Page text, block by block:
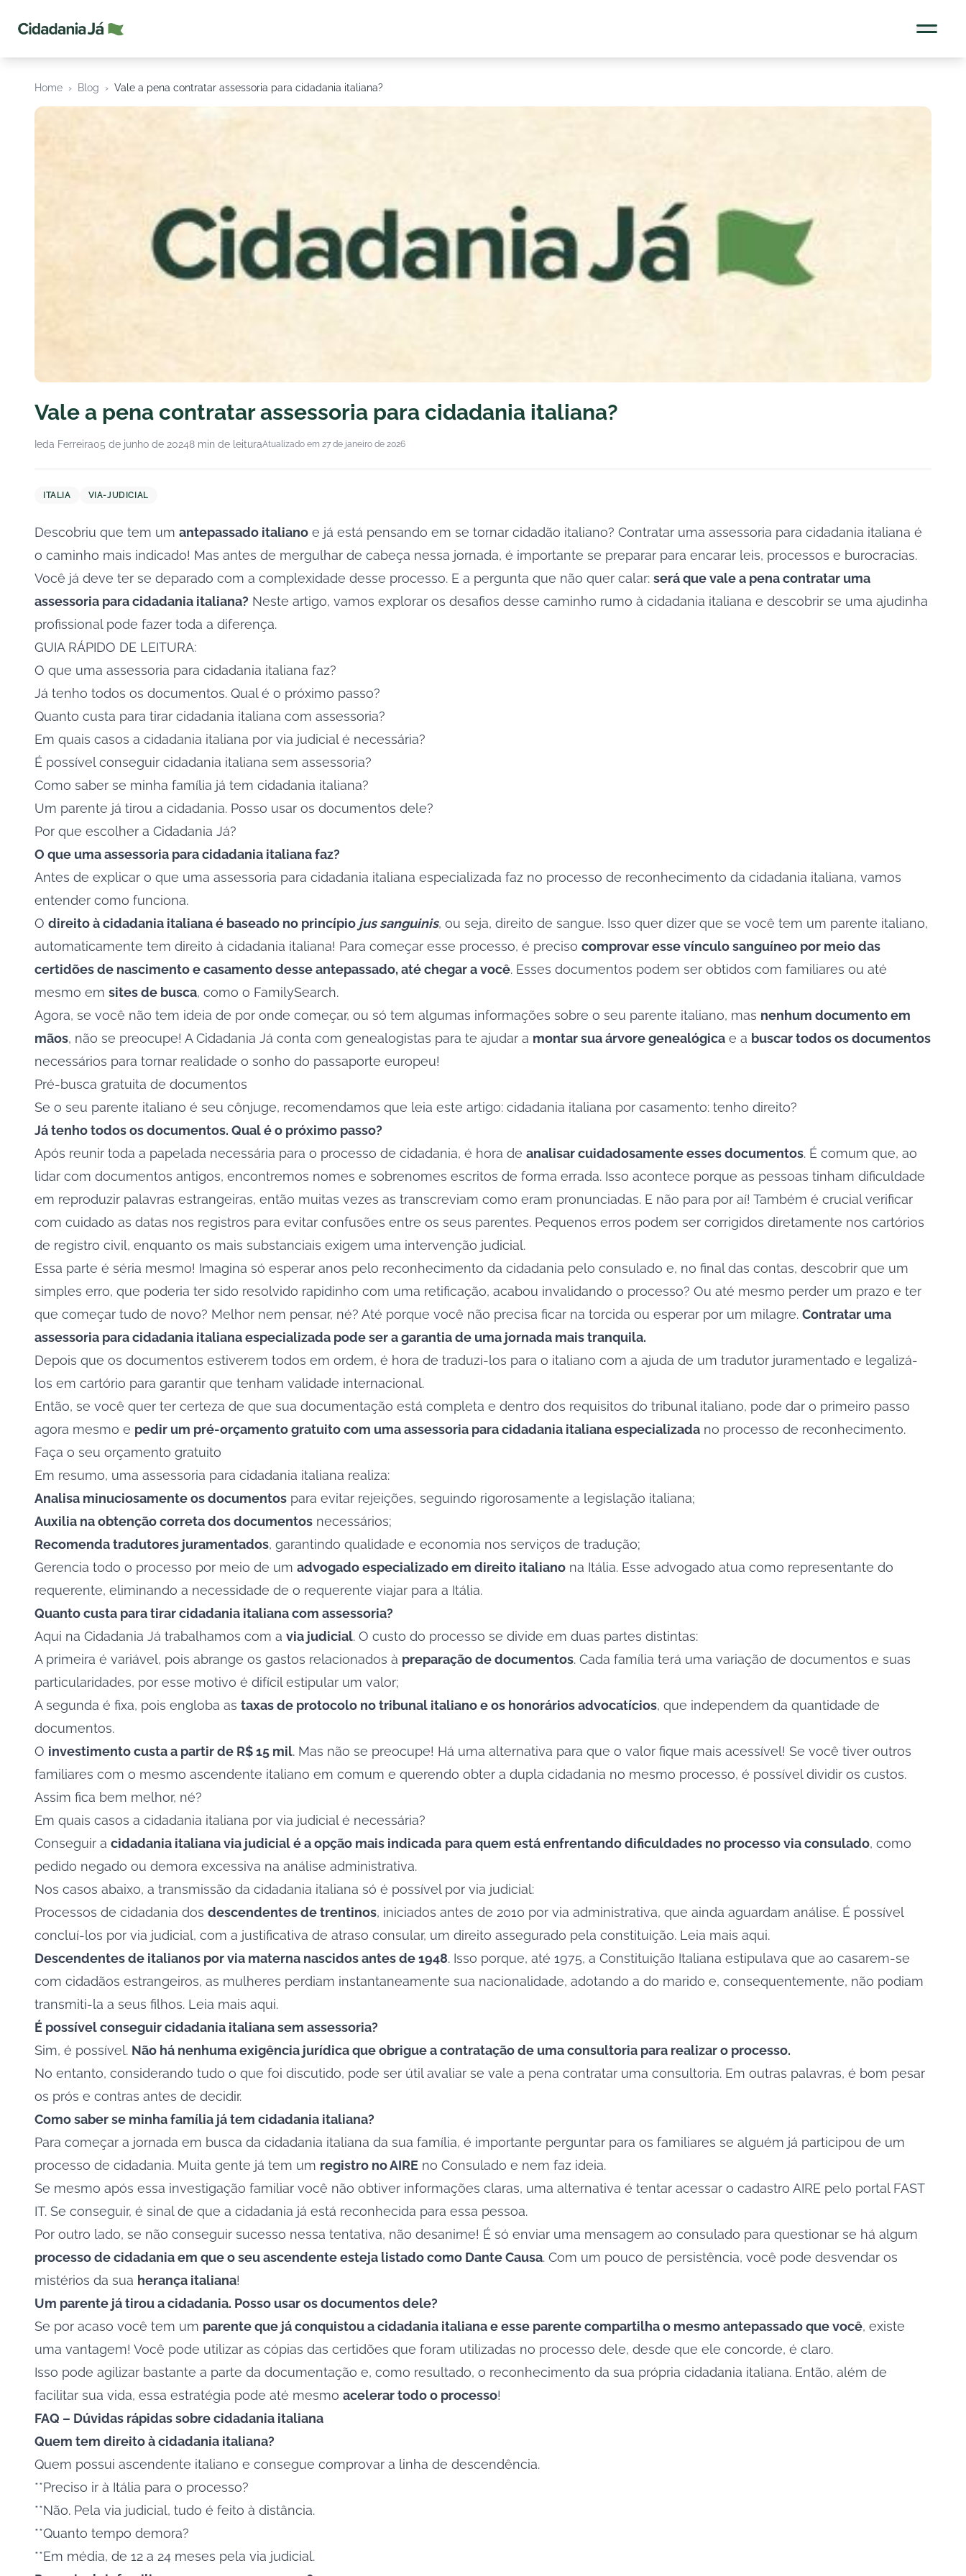
Home › Blog › Vale a pena contratar assessoria para cidadania italiana?
Vale a pena contratar assessoria para cidadania italiana?
Ieda Ferreira05 de junho de 20248 min de leituraAtualizado em 27 de janeiro de 2026
ITALIA VIA-JUDICIAL
Descobriu que tem um antepassado italiano e já está pensando em se tornar cidadão italiano? Contratar uma assessoria para cidadania italiana é
o caminho mais indicado! Mas antes de mergulhar de cabeça nessa jornada, é importante se preparar para encarar leis, processos e burocracias.
Você já deve ter se deparado com a complexidade desse processo. E a pergunta que não quer calar: será que vale a pena contratar uma
assessoria para cidadania italiana? Neste artigo, vamos explorar os desafios desse caminho rumo à cidadania italiana e descobrir se uma ajudinha
profissional pode fazer toda a diferença.
GUIA RÁPIDO DE LEITURA:
O que uma assessoria para cidadania italiana faz?
Já tenho todos os documentos. Qual é o próximo passo?
Quanto custa para tirar cidadania italiana com assessoria?
Em quais casos a cidadania italiana por via judicial é necessária?
É possível conseguir cidadania italiana sem assessoria?
Como saber se minha família já tem cidadania italiana?
Um parente já tirou a cidadania. Posso usar os documentos dele?
Por que escolher a Cidadania Já?
O que uma assessoria para cidadania italiana faz?
Antes de explicar o que uma assessoria para cidadania italiana especializada faz no processo de reconhecimento da cidadania italiana, vamos
entender como funciona.
O direito à cidadania italiana é baseado no princípio jus sanguinis, ou seja, direito de sangue. Isso quer dizer que se você tem um parente italiano,
automaticamente tem direito à cidadania italiana! Para começar esse processo, é preciso comprovar esse vínculo sanguíneo por meio das
certidões de nascimento e casamento desse antepassado, até chegar a você. Esses documentos podem ser obtidos com familiares ou até
mesmo em sites de busca, como o FamilySearch.
Agora, se você não tem ideia de por onde começar, ou só tem algumas informações sobre o seu parente italiano, mas nenhum documento em
mãos, não se preocupe! A Cidadania Já conta com genealogistas para te ajudar a montar sua árvore genealógica e a buscar todos os documentos
necessários para tornar realidade o sonho do passaporte europeu!
Pré-busca gratuita de documentos
Se o seu parente italiano é seu cônjuge, recomendamos que leia este artigo: cidadania italiana por casamento: tenho direito?
Já tenho todos os documentos. Qual é o próximo passo?
Após reunir toda a papelada necessária para o processo de cidadania, é hora de analisar cuidadosamente esses documentos. É comum que, ao
lidar com documentos antigos, encontremos nomes e sobrenomes escritos de forma errada. Isso acontece porque as pessoas tinham dificuldade
em reproduzir palavras estrangeiras, então muitas vezes as transcreviam como eram pronunciadas. E não para por aí! Também é crucial verificar
com cuidado as datas nos registros para evitar confusões entre os seus parentes. Pequenos erros podem ser corrigidos diretamente nos cartórios
de registro civil, enquanto os mais substanciais exigem uma intervenção judicial.
Essa parte é séria mesmo! Imagina só esperar anos pelo reconhecimento da cidadania pelo consulado e, no final das contas, descobrir que um
simples erro, que poderia ter sido resolvido rapidinho com uma retificação, acabou invalidando o processo? Ou até mesmo perder um prazo e ter
que começar tudo de novo? Melhor nem pensar, né? Até porque você não precisa ficar na torcida ou esperar por um milagre. Contratar uma
assessoria para cidadania italiana especializada pode ser a garantia de uma jornada mais tranquila.
Depois que os documentos estiverem todos em ordem, é hora de traduzi-los para o italiano com a ajuda de um tradutor juramentado e legalizá-
los em cartório para garantir que tenham validade internacional.
Então, se você quer ter certeza de que sua documentação está completa e dentro dos requisitos do tribunal italiano, pode dar o primeiro passo
agora mesmo e pedir um pré-orçamento gratuito com uma assessoria para cidadania italiana especializada no processo de reconhecimento.
Faça o seu orçamento gratuito
Em resumo, uma assessoria para cidadania italiana realiza:
Analisa minuciosamente os documentos para evitar rejeições, seguindo rigorosamente a legislação italiana;
Auxilia na obtenção correta dos documentos necessários;
Recomenda tradutores juramentados, garantindo qualidade e economia nos serviços de tradução;
Gerencia todo o processo por meio de um advogado especializado em direito italiano na Itália. Esse advogado atua como representante do
requerente, eliminando a necessidade de o requerente viajar para a Itália.
Quanto custa para tirar cidadania italiana com assessoria?
Aqui na Cidadania Já trabalhamos com a via judicial. O custo do processo se divide em duas partes distintas:
A primeira é variável, pois abrange os gastos relacionados à preparação de documentos. Cada família terá uma variação de documentos e suas
particularidades, por esse motivo é difícil estipular um valor;
A segunda é fixa, pois engloba as taxas de protocolo no tribunal italiano e os honorários advocatícios, que independem da quantidade de
documentos.
O investimento custa a partir de R$ 15 mil. Mas não se preocupe! Há uma alternativa para que o valor fique mais acessível! Se você tiver outros
familiares com o mesmo ascendente italiano em comum e querendo obter a dupla cidadania no mesmo processo, é possível dividir os custos.
Assim fica bem melhor, né?
Em quais casos a cidadania italiana por via judicial é necessária?
Conseguir a cidadania italiana via judicialé a opção mais indicada para quem está enfrentando dificuldades no processo via consulado, como
pedido negado ou demora excessiva na análise administrativa.
Nos casos abaixo, a transmissão da cidadania italiana só é possível por via judicial:
Processos de cidadania dos descendentes de trentinos, iniciados antes de 2010 por via administrativa, que ainda aguardam análise. É possível
concluí-los por via judicial, com a justificativa de atraso consular, um direito assegurado pela constituição. Leia mais aqui.
Descendentes de italianos por via materna nascidos antes de 1948. Isso porque, até 1975, a Constituição Italiana estipulava que ao casarem-se
com cidadãos estrangeiros, as mulheres perdiam instantaneamente sua nacionalidade, adotando a do marido e, consequentemente, não podiam
transmiti-la a seus filhos. Leia mais aqui.
É possível conseguir cidadania italiana sem assessoria?
Sim, é possível. Não há nenhuma exigência jurídica que obrigue a contratação de uma consultoria para realizar o processo.
No entanto, considerando tudo o que foi discutido, pode ser útil avaliar se vale a pena contratar uma consultoria. Em outras palavras, é bom pesar
os prós e contras antes de decidir.
Como saber se minha família já tem cidadania italiana?
Para começar a jornada em busca da cidadania italiana da sua família, é importante perguntar para os familiares se alguém já participou de um
processo de cidadania. Muita gente já tem um registro no AIRE no Consulado e nem faz ideia.
Se mesmo após essa investigação familiar você não obtiver informações claras, uma alternativa é tentar acessar o cadastro AIRE pelo portal FAST
IT. Se conseguir, é sinal de que a cidadania já está reconhecida para essa pessoa.
Por outro lado, se não conseguir sucesso nessa tentativa, não desanime! É só enviar uma mensagem ao consulado para questionar se há algum
processo de cidadania em que o seu ascendente esteja listado como Dante Causa. Com um pouco de persistência, você pode desvendar os
mistérios da sua herança italiana!
Um parente já tirou a cidadania. Posso usar os documentos dele?
Se por acaso você tem um parente que já conquistou a cidadania italiana e esse parente compartilha o mesmo antepassado que você, existe
uma vantagem! Você pode utilizar as cópias das certidões que foram utilizadas no processo dele, desde que ele concorde, é claro.
Isso pode agilizar bastante a parte da documentação e, como resultado, o reconhecimento da sua própria cidadania italiana. Então, além de
facilitar sua vida, essa estratégia pode até mesmo acelerar todo o processo!
FAQ – Dúvidas rápidas sobre cidadania italiana
Quem tem direito à cidadania italiana?
Quem possui ascendente italiano e consegue comprovar a linha de descendência.
**Preciso ir à Itália para o processo?
**Não. Pela via judicial, tudo é feito à distância.
**Quanto tempo demora?
**Em média, de 12 a 24 meses pela via judicial.